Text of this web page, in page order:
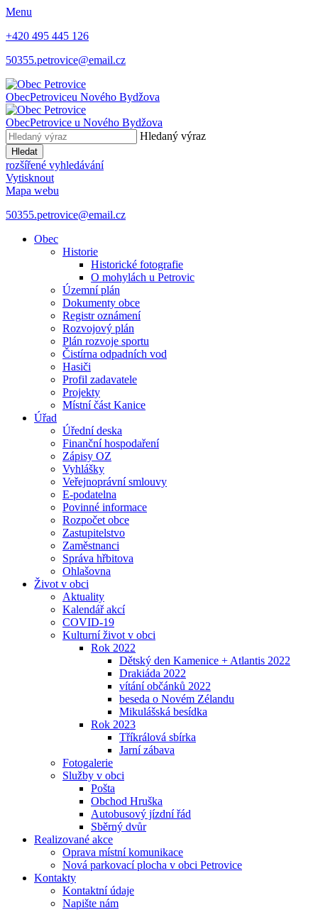
Menu
+420 495 445 126
50355.petrovice@email.cz
ObecPetroviceu Nového Bydžova
ObecPetrovice u Nového Bydžova
Hledaný výraz
Hledat
rozšířené vyhledávání
Vytisknout
Mapa webu
50355.petrovice@email.cz
Obec
Historie
Historické fotografie
O mohylách u Petrovic
Územní plán
Dokumenty obce
Registr oznámení
Rozvojový plán
Plán rozvoje sportu
Čistírna odpadních vod
Hasiči
Profil zadavatele
Projekty
Místní část Kanice
Úřad
Úřední deska
Finanční hospodaření
Zápisy OZ
Vyhlášky
Veřejnoprávní smlouvy
E-podatelna
Povinné informace
Rozpočet obce
Zastupitelstvo
Zaměstnanci
Správa hřbitova
Ohlašovna
Život v obci
Aktuality
Kalendář akcí
COVID-19
Kulturní život v obci
Rok 2022
Dětský den Kamenice + Atlantis 2022
Drakiáda 2022
vítání občánků 2022
beseda o Novém Zélandu
Mikulášská besídka
Rok 2023
Tříkrálová sbírka
Jarní zábava
Fotogalerie
Služby v obci
Pošta
Obchod Hruška
Autobusový jízdní řád
Sběrný dvůr
Realizované akce
Oprava místní komunikace
Nová parkovací plocha v obci Petrovice
Kontakty
Kontaktní údaje
Napište nám